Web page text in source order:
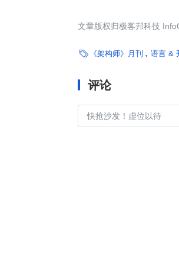
文章版权归极客邦科技
 《架构师》月刊 语言 &
评论